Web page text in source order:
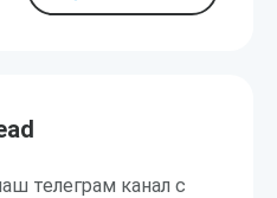
телеграм канал с